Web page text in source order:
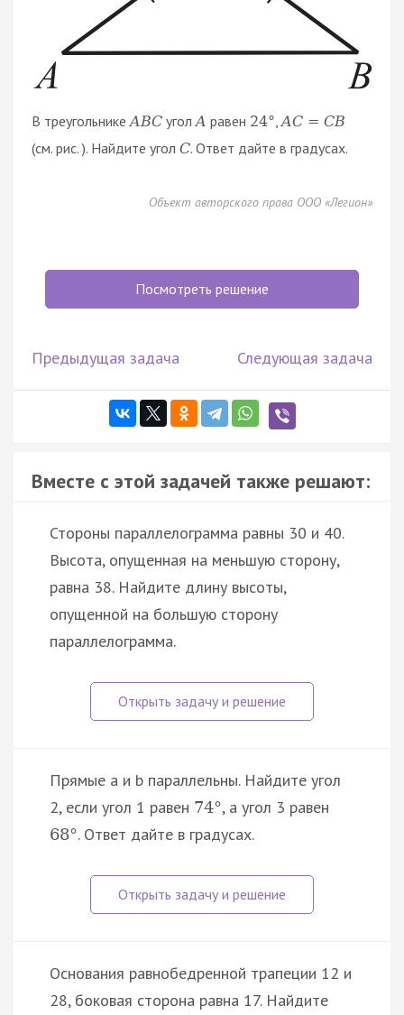
В треугольнике ABC угол A равен 24° AC = CB
(см. рис. ). Найдите угол C. Ответ дайте в градусах.
Объект авторского права ООО «Легион»
Посмотреть решение
Предыдущая задача Следующая задача
Вместе с этой задачей также решают:
Стороны параллелограмма равны 30 и 40.
Высота, опущенная на меньшую сторону,
равна 38. Найдите длину высоты,
опущенной на большую сторону
параллелограмма.
Прямые a и b параллельны. Найдите угол
2, если угол 1 равен 74°, а угол 3 равен
68°. Ответ дайте в градусах.
Основания равнобедренной трапеции 12 и
28, боковая сторона равна 17. Найдите